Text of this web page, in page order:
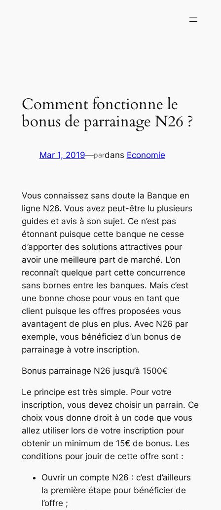
Comment fonctionne le
bonus de parrainage N26 ?
Mar 1, 2019—pardans Economie
Vous connaissez sans doute la Banque en
ligne N26. Vous avez peut-être lu plusieurs
guides et avis à son sujet. Ce n’est pas
étonnant puisque cette banque ne cesse
d’apporter des solutions attractives pour
avoir une meilleure part de marché. L’on
reconnaît quelque part cette concurrence
sans bornes entre les banques. Mais c’est
une bonne chose pour vous en tant que
client puisque les offres proposées vous
avantagent de plus en plus. Avec N26 par
exemple, vous bénéficiez d’un bonus de
parrainage à votre inscription.
Bonus parrainage N26 jusqu’à 1500€
Le principe est très simple. Pour votre
inscription, vous devez choisir un parrain. Ce
choix vous donne droit à un code que vous
allez utiliser lors de votre inscription pour
obtenir un minimum de 15€ de bonus. Les
conditions pour jouir de cette offre sont :
Ouvrir un compte N26 : c’est d’ailleurs
la première étape pour bénéficier de
l’offre ;